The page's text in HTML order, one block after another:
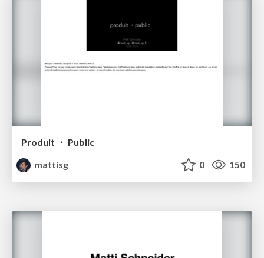
Produit ・ Public
mattisg
0 150